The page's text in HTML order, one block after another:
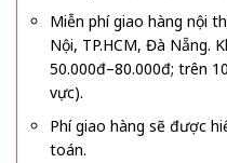
Miễn phí giao hàng nội
Nội, TP.HCM, Đà Nẵng.
50.000đ–80.000đ; trên
vực).
Phí giao hàng sẽ được
toán.